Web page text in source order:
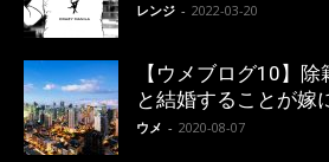
レンジ - 2022-03-20
【ウメブログ10】
と結婚することが嫁
ウメ - 2020-08-07